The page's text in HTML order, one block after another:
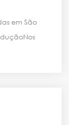
em São